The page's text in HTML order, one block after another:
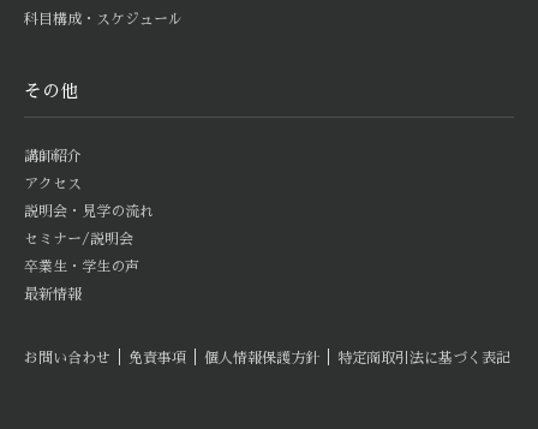
科目構成・スケジュール
その他
講師紹介
アクセス
説明会・見学の流れ
セミナー/説明会
卒業生・学生の声
最新情報
お問い合わせ 免責事項 個人情報保護方針 特定商取引法に基づく表記